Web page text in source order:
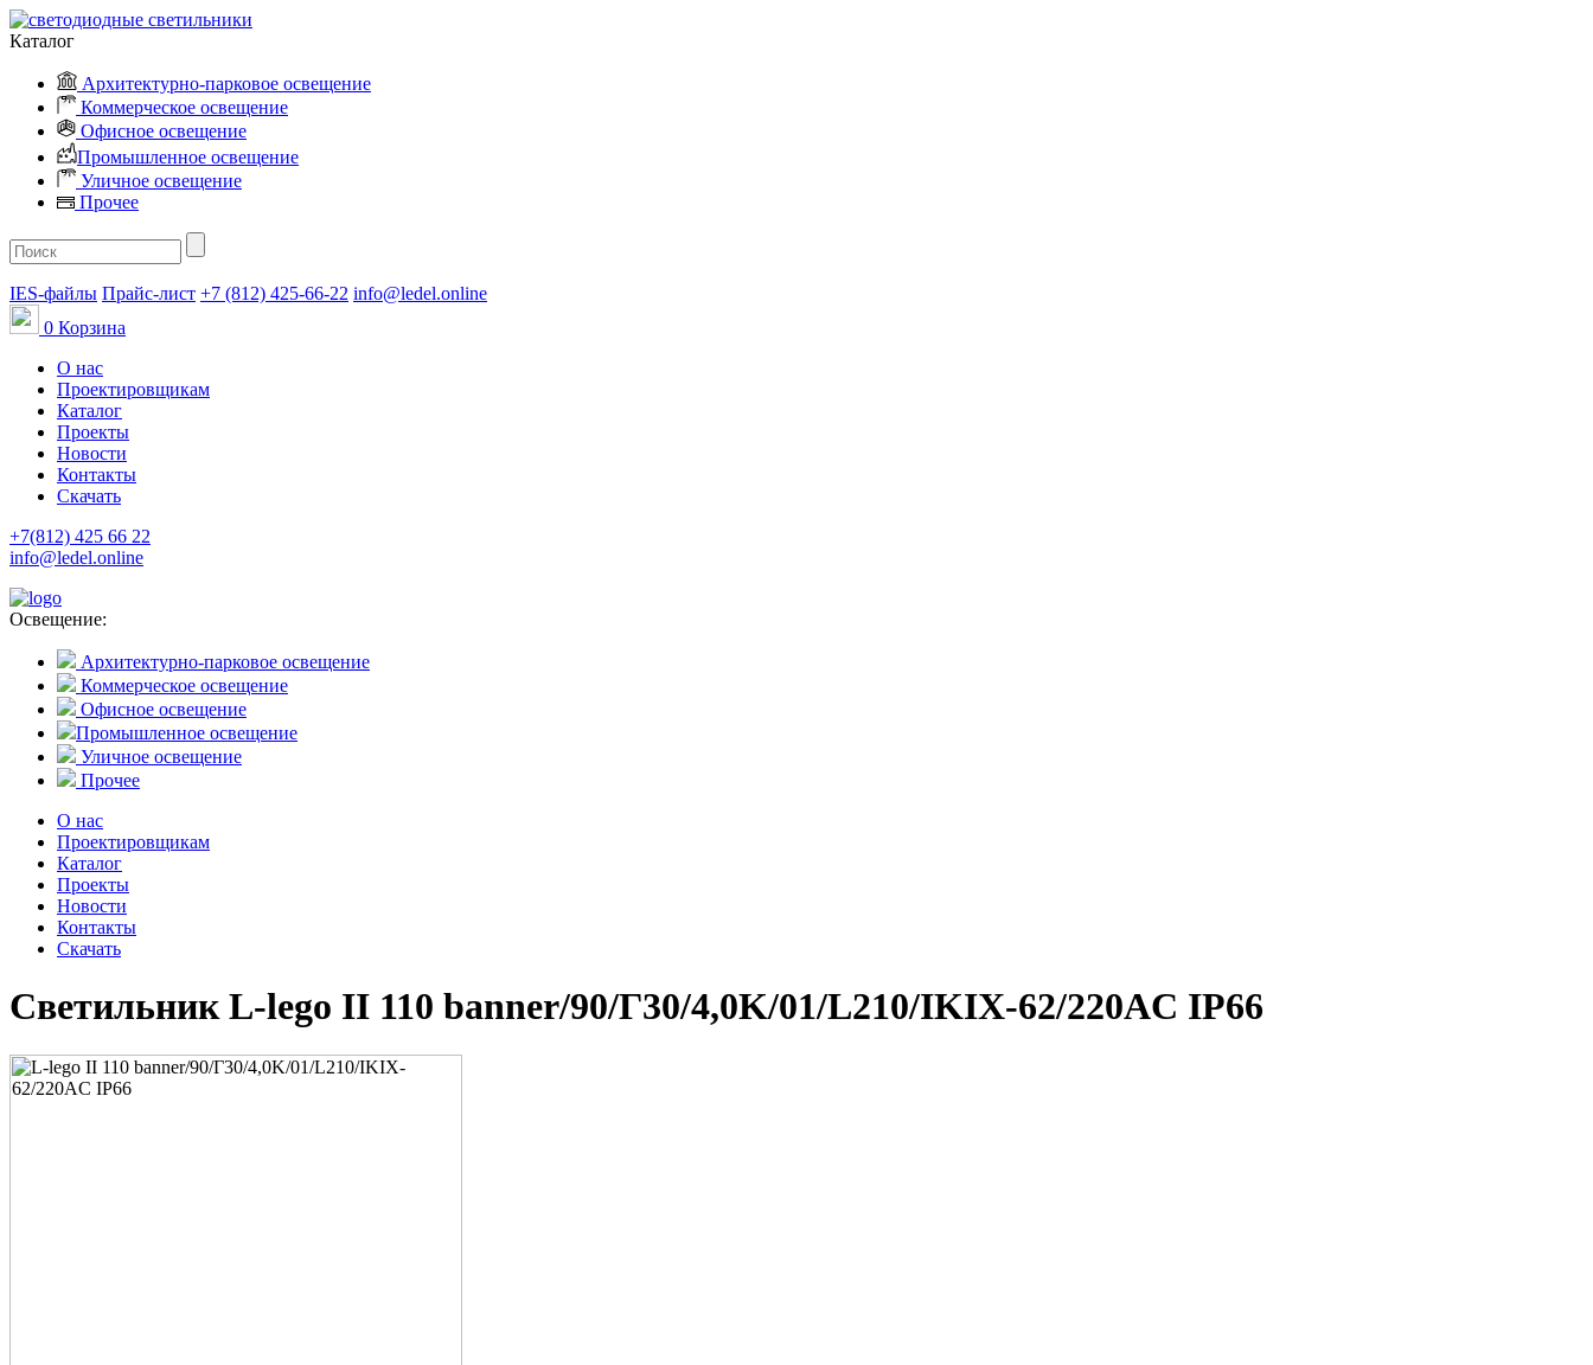
Каталог
Архитектурно-парковое освещение
Коммерческое освещение
Офисное освещение
Промышленное освещение
Уличное освещение
Прочее
IES-файлы Прайс-лист +7 (812) 425-66-22 info@ledel.online
0 Корзина
О нас
Проектировщикам
Каталог
Проекты
Новости
Контакты
Скачать
+7(812) 425 66 22
info@ledel.online
Освещение:
Архитектурно-парковое освещение
Коммерческое освещение
Офисное освещение
Промышленное освещение
Уличное освещение
Прочее
О нас
Проектировщикам
Каталог
Проекты
Новости
Контакты
Скачать
Светильник L-lego II 110 banner/90/Г30/4,0K/01/L210/IKIX-62/220AC IP66